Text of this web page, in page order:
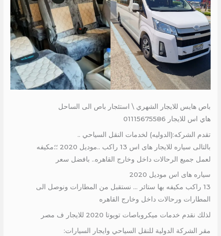
باص هايس للايجار الشهري \ استئجار باص الى الساحل
هاي اس للايجار 01115675586
تقدم الشركه:(الدوليه) لخدمات النقل السياحي ..
بالتالى سياره للايجار هاى اس 13 راكب ..موديل 2020 ؛؛مكيفه
لعمل جميع الرحالات داخل وخارج القاهره.. بافضل سعر
سياره هاى اس موديل 2020
13 راكب مكيفه بها ستائر … نستقبل من المطارات ونوصل الى
المطارات ورحالات داخل وخارج القاهره
لذلك نقدم خدمات ميكروباصات تويوتا 2020 للايجار ف مصر
مقر الشركة الدولية للنقل السياحي وايجار السيارات: